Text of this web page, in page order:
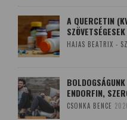
A QUERCETIN
HAJAS BEATRIX -
ENDORFIN,
CSONKA BENCE